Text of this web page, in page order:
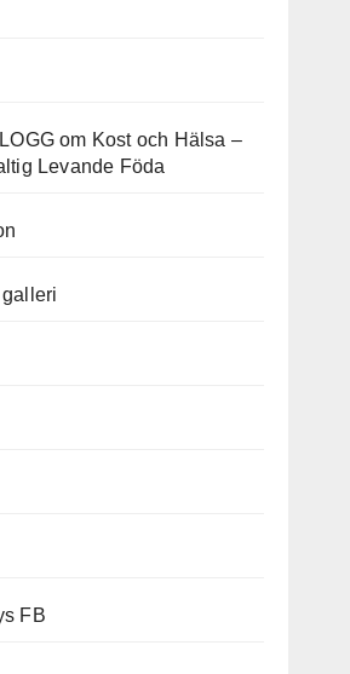
om Kost och Hälsa –
Levande Föda
FB